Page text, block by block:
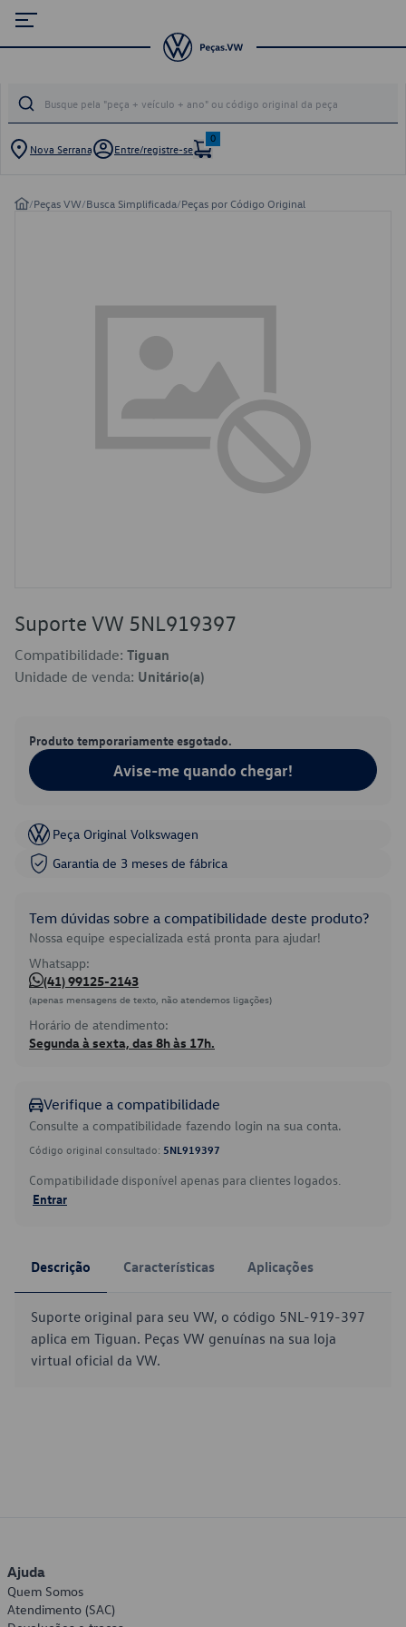
Nova Serrana Entre/registre-se
0
/Peças VW/Busca Simplificada/Peças por Código Original
Suporte VW 5NL919397
Compatibilidade: Tiguan
Unidade de venda: Unitário(a)
Produto temporariamente esgotado.
Avise-me quando chegar!
Peça Original Volkswagen
Garantia de 3 meses de fábrica
Tem dúvidas sobre a compatibilidade deste produto?
Nossa equipe especializada está pronta para ajudar!
Whatsapp:
(41) 99125-2143
(apenas mensagens de texto, não atendemos ligações)
Horário de atendimento:
Segunda à sexta, das 8h às 17h.
Verifique a compatibilidade
Consulte a compatibilidade fazendo login na sua conta.
Código original consultado: 5NL919397
Compatibilidade disponível apenas para clientes logados.
Entrar
Descrição Características Aplicações
Suporte original para seu VW, o código 5NL-919-397
aplica em Tiguan. Peças VW genuínas na sua loja
virtual oficial da VW.
Ajuda
Quem Somos
Atendimento (SAC)